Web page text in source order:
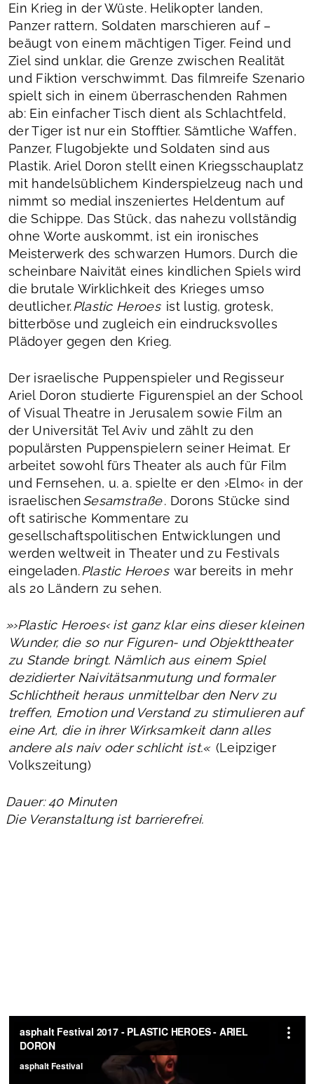
Ein Krieg in der Wüste. Helikopter landen,
Panzer rattern, Soldaten marschieren auf –
beäugt von einem mächtigen Tiger. Feind und
Ziel sind unklar, die Grenze zwischen Realität
und Fiktion verschwimmt. Das filmreife Szenario
spielt sich in einem überraschenden Rahmen
ab: Ein einfacher Tisch dient als Schlachtfeld,
der Tiger ist nur ein Stofftier. Sämtliche Waffen,
Panzer, Flugobjekte und Soldaten sind aus
Plastik. Ariel Doron stellt einen Kriegsschauplatz
mit handelsüblichem Kinderspielzeug nach und
nimmt so medial inszeniertes Heldentum auf
die Schippe. Das Stück, das nahezu vollständig
ohne Worte auskommt, ist ein ironisches
Meisterwerk des schwarzen Humors. Durch die
scheinbare Naivität eines kindlichen Spiels wird
die brutale Wirklichkeit des Krieges umso
deutlicher.Plastic Heroes ist lustig, grotesk,
bitterböse und zugleich ein eindrucksvolles
Plädoyer gegen den Krieg.
Der israelische Puppenspieler und Regisseur
Ariel Doron studierte Figurenspiel an der School
of Visual Theatre in Jerusalem sowie Film an
der Universität Tel Aviv und zählt zu den
populärsten Puppenspielern seiner Heimat. Er
arbeitet sowohl fürs Theater als auch für Film
und Fernsehen, u. a. spielte er den ›Elmo‹ in der
israelischenSesamstraße. Dorons Stücke sind
oft satirische Kommentare zu
gesellschaftspolitischen Entwicklungen und
werden weltweit in Theater und zu Festivals
eingeladen.Plastic Heroes war bereits in mehr
als 20 Ländern zu sehen.
»›Plastic Heroes‹ ist ganz klar eins dieser kleinen
Wunder, die so nur Figuren- und Objekttheater
zu Stande bringt. Nämlich aus einem Spiel
dezidierter Naivitätsanmutung und formaler
Schlichtheit heraus unmittelbar den Nerv zu
treffen, Emotion und Verstand zu stimulieren auf
eine Art, die in ihrer Wirksamkeit dann alles
andere als naiv oder schlicht ist.« (Leipziger
Volkszeitung)
Dauer: 40 Minuten
Die Veranstaltung ist barrierefrei.